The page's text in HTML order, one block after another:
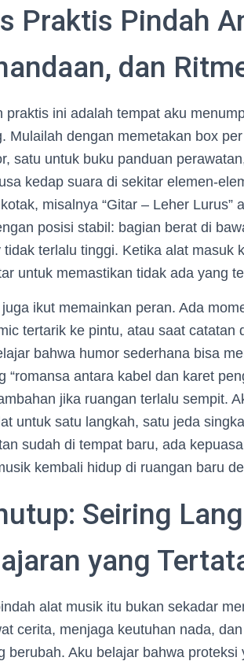
Praktis Pindah
dan
praktis ini adalah tempat aku
Mulailah dengan memetakan box
satu untuk buku panduan
kedap suara di sekitar elemen-
misalnya “Gitar – Leher Lurus”
posisi stabil: bagian berat di
tidak terlalu tinggi. Ketika alat masuk
untuk memastikan tidak ada yang
ikut memainkan peran. Ada
tertarik ke pintu, atau saat
bahwa humor sederhana bisa
“romansa antara kabel dan karet
jika ruangan terlalu sempit.
untuk satu langkah, satu jeda
sudah di tempat baru, ada
kembali hidup di ruangan baru
Seiring
yang
alat musik itu bukan sekadar
cerita, menjaga keutuhan nada,
berubah. Aku belajar bahwa